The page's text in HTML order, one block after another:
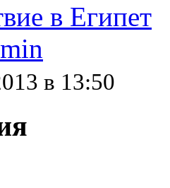
в Египет
в 13:50